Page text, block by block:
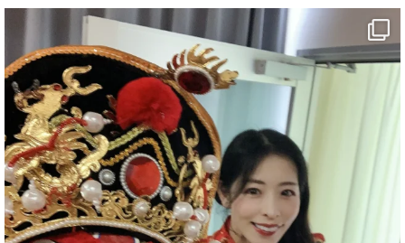
マジシャン派遣 パッションプリンセス【公式】
@comedy_illusion · 23h
お疲れ様です
YouTubeを更新しました
https://youtu.be/9sHKhUQBmUE @YouTube
#企業公式がお疲れ様を言い合う
#チャンネル登録おねがいします
#愛媛県
#新居浜市